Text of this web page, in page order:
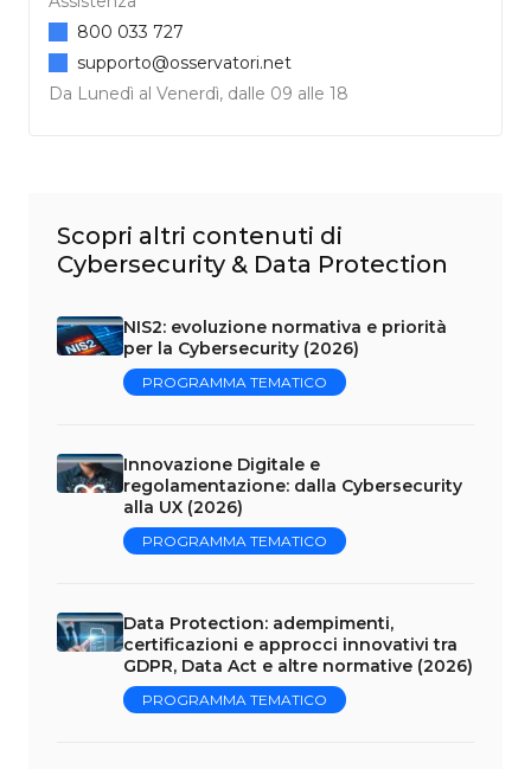
Da Lunedì al Venerdì, dalle 09 alle 18
800 033 727
supporto@osservatori.net
Scopri altri contenuti di
Cybersecurity & Data Protection
NIS2: evoluzione normativa e priorità
per la Cybersecurity (2026)
PROGRAMMA TEMATICO
Innovazione Digitale e
regolamentazione: dalla Cybersecurity
alla UX (2026)
PROGRAMMA TEMATICO
Data Protection: adempimenti,
certificazioni e approcci innovativi tra
GDPR, Data Act e altre normative (2026)
PROGRAMMA TEMATICO